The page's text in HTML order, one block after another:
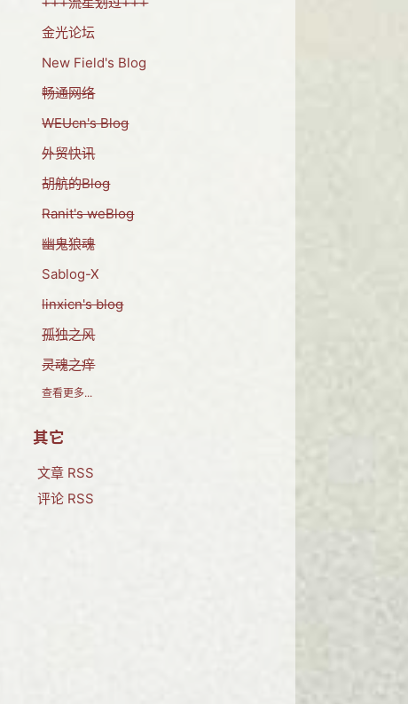
金光论坛
New Field's Blog
畅通网络
WEUcn's Blog
外贸快讯
胡航的Blog
Ranit's weBlog
幽鬼狼魂
Sablog-X
linxicn's blog
孤独之风
灵魂之痒
查看更多...
其它
文章 RSS
评论 RSS